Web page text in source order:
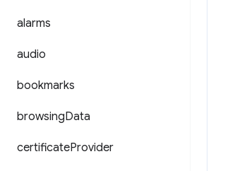
alarms
audio
bookmarks
browsingData
certificateProvider